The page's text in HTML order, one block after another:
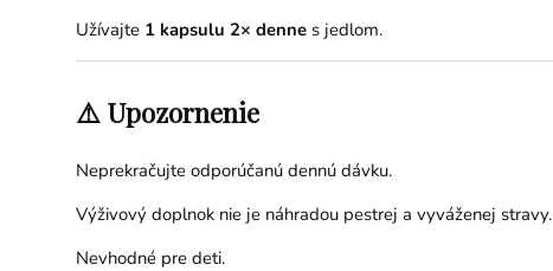
Užívajte 1 kapsulu 2× dennes jedlom.
⚠️ Upozornenie
Neprekračujte odporúčanú dennú dávku.
Výživový doplnok nie je náhradou pestrej a vyváženej stravy.
Nevhodné pre deti.